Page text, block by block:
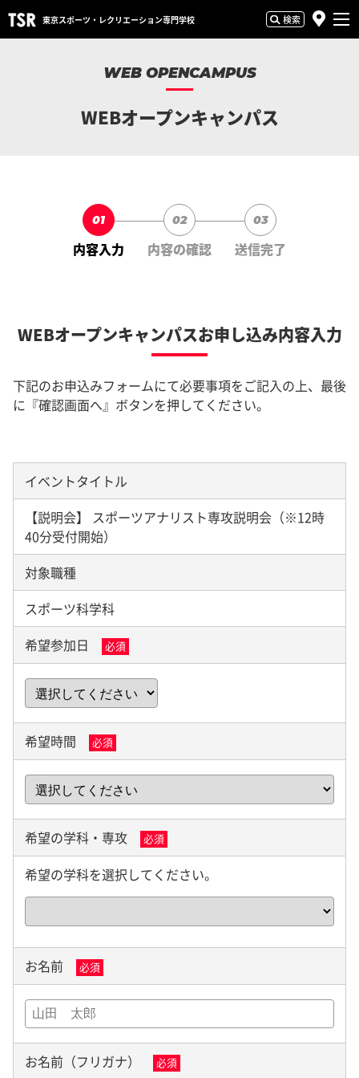
東京スポーツ・ レクリエーション専門学校 検索
WEB OPENCAMPUS
WEBオープンキャンパス
01
内容入力
02
内容の確認
03
送信完了
WEBオープンキャンパスお申し込み内容入力
下記のお申込みフォームにて必要事項をご記入の上、最後
に『確認画面へ』ボタンを押してください。
イベントタイトル
【説明会】 スポーツアナリスト専攻説明会（※12時
40分受付開始）
対象職種
スポーツ科学科
希望参加日
必須
希望時間 必須
希望の学科・専攻 必須
希望の学科を選択してください。
お名前 必須
お名前（フリガナ） 必須